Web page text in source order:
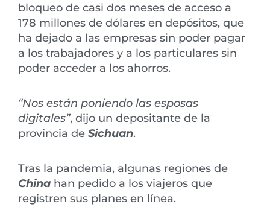
bloqueo de casi dos meses de acceso a
178 millones de dólares en depósitos, que
ha dejado a las empresas sin poder pagar
a los trabajadores y a los particulares sin
poder acceder a los ahorros.
“Nos están poniendo las esposas
digitales”, dijo un depositante de la
provincia de Sichuan.
Tras la pandemia, algunas regiones de
China han pedido a los viajeros que
registren sus planes en línea.